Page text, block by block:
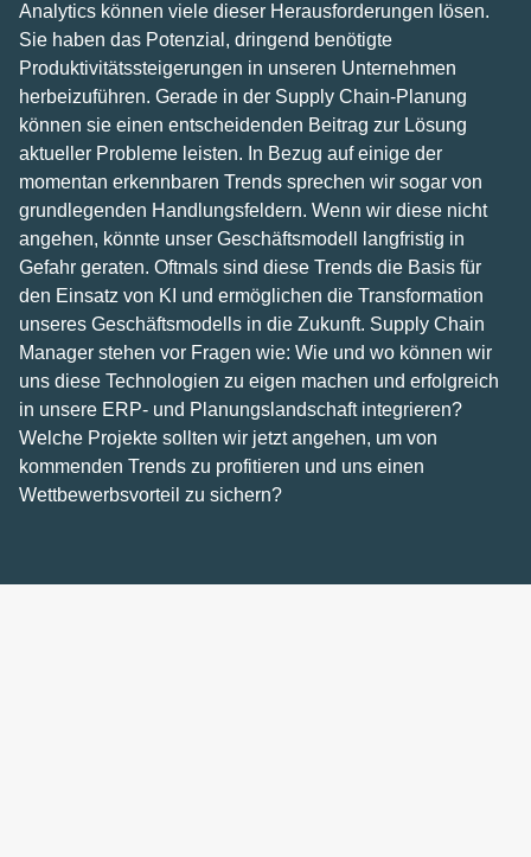
Analytics können viele dieser Herausforderungen lösen.
Sie haben das Potenzial, dringend benötigte
Produktivitätssteigerungen in unseren Unternehmen
herbeizuführen. Gerade in der Supply Chain-Planung
können sie einen entscheidenden Beitrag zur Lösung
aktueller Probleme leisten. In Bezug auf einige der
momentan erkennbaren Trends sprechen wir sogar von
grundlegenden Handlungsfeldern. Wenn wir diese nicht
angehen, könnte unser Geschäftsmodell langfristig in
Gefahr geraten. Oftmals sind diese Trends die Basis für
den Einsatz von KI und ermöglichen die Transformation
unseres Geschäftsmodells in die Zukunft. Supply Chain
Manager stehen vor Fragen wie: Wie und wo können wir
uns diese Technologien zu eigen machen und erfolgreich
in unsere ERP- und Planungslandschaft integrieren?
Welche Projekte sollten wir jetzt angehen, um von
kommenden Trends zu profitieren und uns einen
Wettbewerbsvorteil zu sichern?